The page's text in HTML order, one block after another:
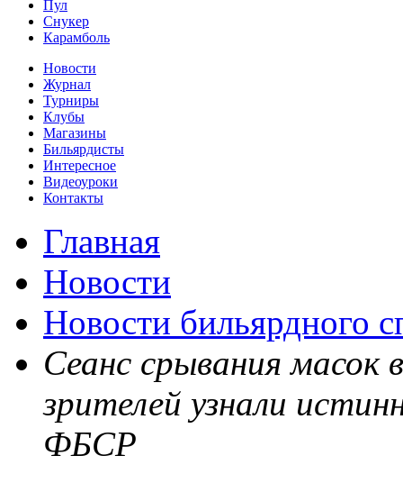
Пул
Снукер
Карамболь
Новости
Журнал
Турниры
Клубы
Магазины
Бильярдисты
Интересное
Видеоуроки
Контакты
Главная
Новости
Новости бильярдного
Сеанс срывания масок
зрителей узнали
ФБСР